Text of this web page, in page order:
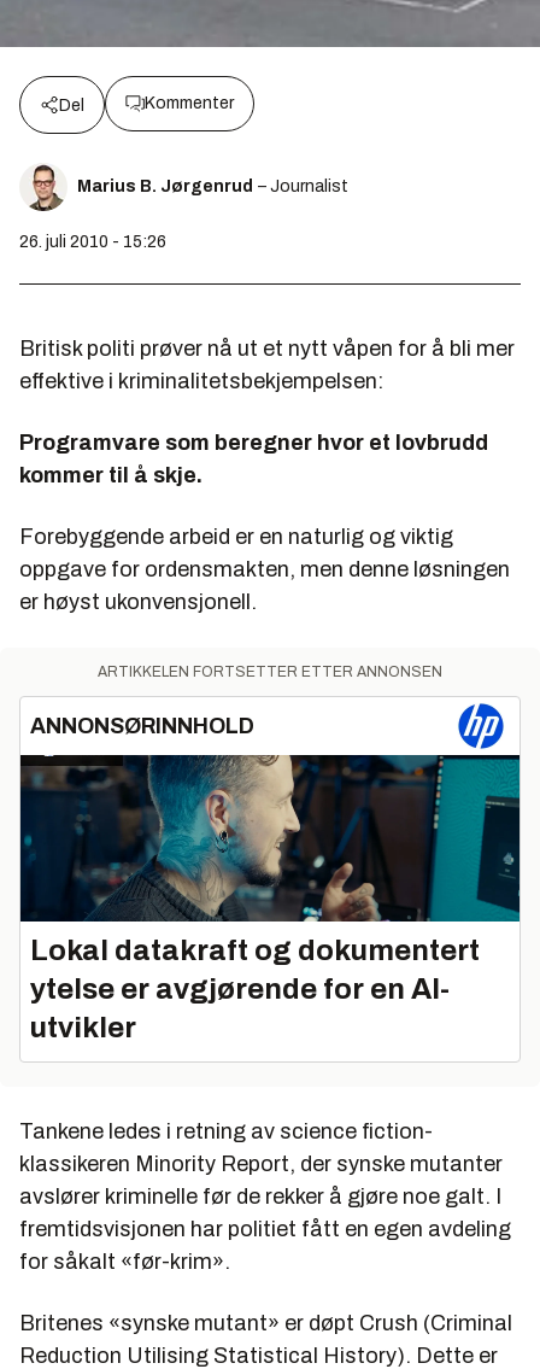
Del Kommenter
Marius B. Jørgenrud – Journalist
26. juli 2010 - 15:26
Britisk politi prøver nå ut et nytt våpen for å bli mer
effektive i kriminalitetsbekjempelsen:
Programvare som beregner hvor et lovbrudd
kommer til å skje.
Forebyggende arbeid er en naturlig og viktig
oppgave for ordensmakten, men denne løsningen
er høyst ukonvensjonell.
ARTIKKELEN FORTSETTER ETTER ANNONSEN
ANNONSØRINNHOLD
Lokal datakraft og dokumentert
ytelse er avgjørende for en AI-
utvikler
Tankene ledes i retning av science fiction-
klassikeren Minority Report, der synske mutanter
avslører kriminelle før de rekker å gjøre noe galt. I
fremtidsvisjonen har politiet fått en egen avdeling
for såkalt «før-krim».
Britenes «synske mutant» er døpt Crush (Criminal
Reduction Utilising Statistical History). Dette er